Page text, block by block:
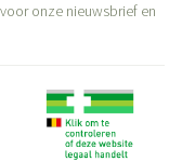
onze nieuwsbrief en